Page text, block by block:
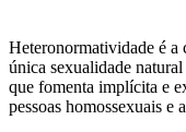
Heteronormatividade é a
única sexualidade
que fomenta implícita e
pessoas homossexuais